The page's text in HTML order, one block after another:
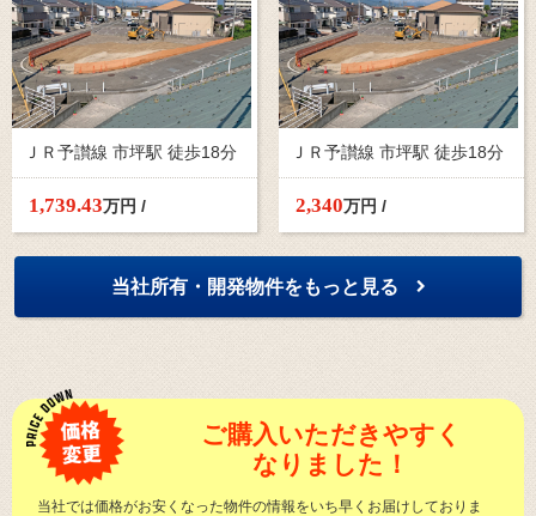
ＪＲ予讃線 市坪駅 徒歩18分
1,739.43万円 /
ＪＲ予讃線 市坪駅 徒歩18分
2,340万円 /
当社所有・開発物件をもっと見る
ご購入いただきやすく
なりました！
当社では価格がお安くなった物件の情報をいち早くお届けしておりま